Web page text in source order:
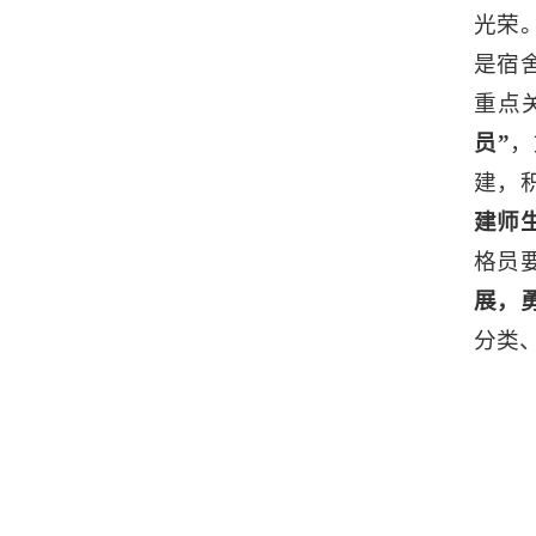
光荣
是宿
重点
员”
建，
建师
格员
展，
分类